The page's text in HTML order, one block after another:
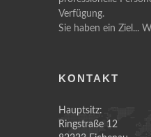
Verfügung.
Sie haben ein Ziel...
KONTAKT
Hauptsitz:
Ringstraße 12